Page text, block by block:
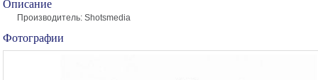
Описание
Производитель: Shotsmedia
Фотографии